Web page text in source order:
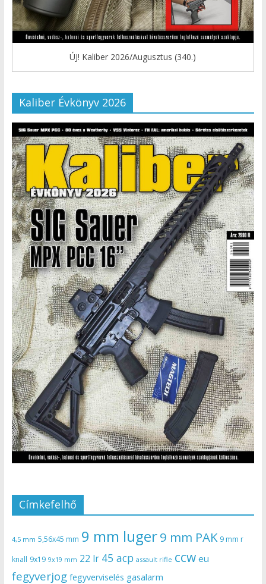
ÚJ! Kaliber 2026/Augusztus (340.)
Kaliber Évkönyv 2026
Címkefelhő
4,5 mm 5,56x45 mm 9 mm luger9 mm PAK 9 mm r
knall 9x19 9x19 mm 22 lr 45 acp assault rifle ccw eu
fegyverjog fegyverviselés gasalarm